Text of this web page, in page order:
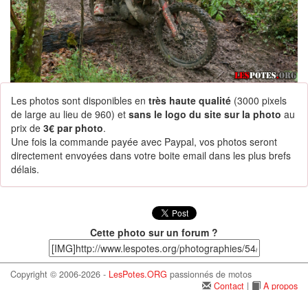
Les photos sont disponibles en très haute qualité (3000 pixels
de large au lieu de 960) et sans le logo du site sur la photo au
prix de 3€ par photo.
Une fois la commande payée avec Paypal, vos photos seront
directement envoyées dans votre boite email dans les plus brefs
délais.
Cette photo sur un forum ?
Copyright © 2006-2026 - LesPotes.ORG passionnés de motos
Contact | A propos